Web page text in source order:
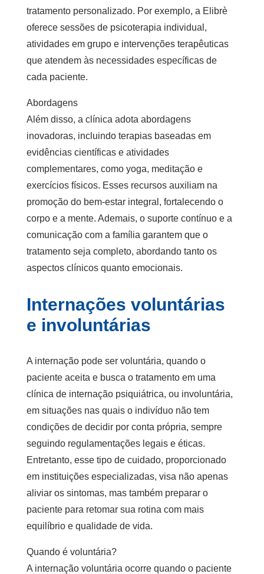
tratamento personalizado. Por exemplo, a Elibrè
oferece sessões de psicoterapia individual,
atividades em grupo e intervenções terapêuticas
que atendem às necessidades específicas de
cada paciente.
Abordagens
Além disso, a clínica adota abordagens
inovadoras, incluindo terapias baseadas em
evidências científicas e atividades
complementares, como yoga, meditação e
exercícios físicos. Esses recursos auxiliam na
promoção do bem-estar integral, fortalecendo o
corpo e a mente. Ademais, o suporte contínuo e a
comunicação com a família garantem que o
tratamento seja completo, abordando tanto os
aspectos clínicos quanto emocionais.
Internações voluntárias
e involuntárias
A internação pode ser voluntária, quando o
paciente aceita e busca o tratamento em uma
clínica de internação psiquiátrica, ou involuntária,
em situações nas quais o indivíduo não tem
condições de decidir por conta própria, sempre
seguindo regulamentações legais e éticas.
Entretanto, esse tipo de cuidado, proporcionado
em instituições especializadas, visa não apenas
aliviar os sintomas, mas também preparar o
paciente para retomar sua rotina com mais
equilíbrio e qualidade de vida.
Quando é voluntária?
A internação voluntária ocorre quando o paciente